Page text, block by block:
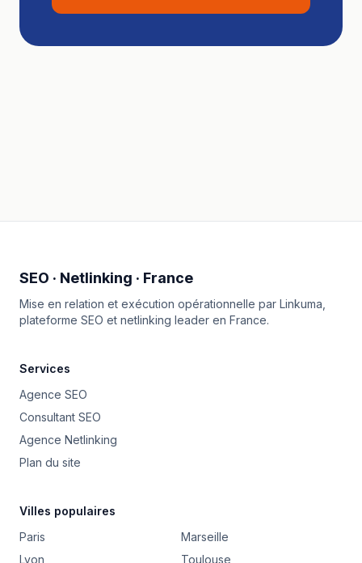
SEO · Netlinking · France
Mise en relation et exécution opérationnelle par Linkuma
plateforme SEO et netlinking leader en France.
Services
Agence SEO
Consultant SEO
Agence Netlinking
Plan du site
Villes populaires
Paris
Marseille
Lyon
Toulouse